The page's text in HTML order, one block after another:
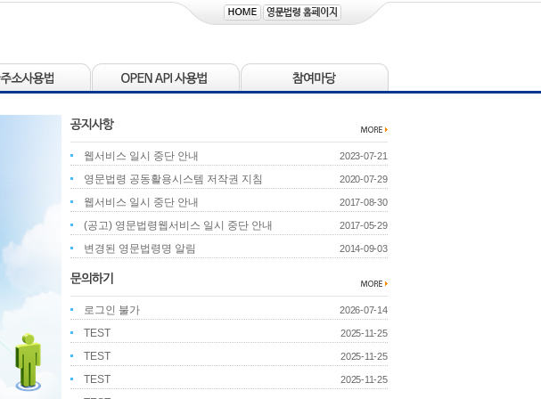
웹서비스 일시 중단 안내 2023-07-21
영문법령 공동활용시스템 저작권 지침 2020-07-29
웹서비스 일시 중단 안내 2017-08-30
(공고) 영문법령웹서비스 일시 중단 안내 2017-05-29
변경된 영문법령명 알림 2014-09-03
로그인 불가 2026-07-14
TEST 2025-11-25
TEST 2025-11-25
TEST 2025-11-25